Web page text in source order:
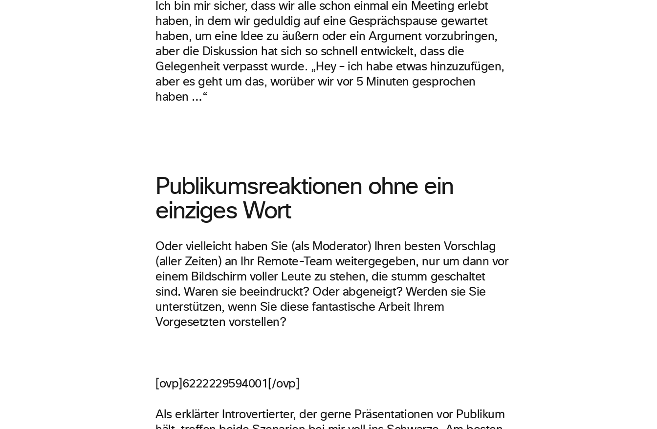
Ich bin mir sicher, dass wir alle schon einmal ein Meeting erlebt
haben, in dem wir geduldig auf eine Gesprächspause gewartet
haben, um eine Idee zu äußern oder ein Argument vorzubringen,
aber die Diskussion hat sich so schnell entwickelt, dass die
Gelegenheit verpasst wurde. „Hey – ich habe etwas hinzuzufügen,
aber es geht um das, worüber wir vor 5 Minuten gesprochen
haben …“
Publikumsreaktionen ohne ein
einziges Wort
Oder vielleicht haben Sie (als Moderator) Ihren besten Vorschlag
(aller Zeiten) an Ihr Remote-Team weitergegeben, nur um dann vor
einem Bildschirm voller Leute zu stehen, die stumm geschaltet
sind. Waren sie beeindruckt? Oder abgeneigt? Werden sie Sie
unterstützen, wenn Sie diese fantastische Arbeit Ihrem
Vorgesetzten vorstellen?
[ovp]6222229594001[/ovp]
Als erklärter Introvertierter, der gerne Präsentationen vor Publikum